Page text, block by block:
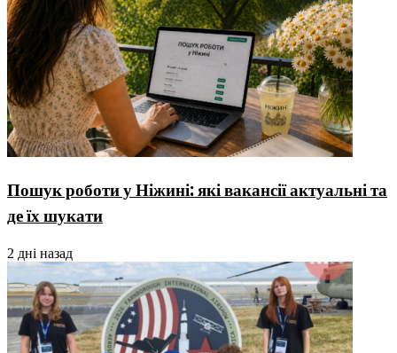
Пошук роботи у Ніжині: які вакансії актуальні та
де їх шукати
2 дні назад